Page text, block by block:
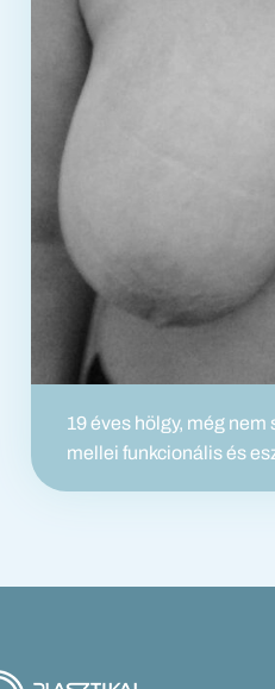
19 éves hölgy, még
mellei funkcionális és